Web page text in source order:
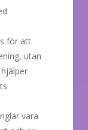
för att
utan
vara